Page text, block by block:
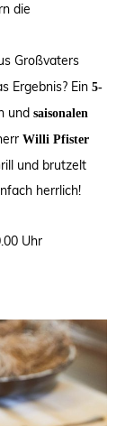
die
Großvaters
Ergebnis? Ein 5-
und saisonalen
Willi Pfister
und brutzelt
herrlich!
Uhr